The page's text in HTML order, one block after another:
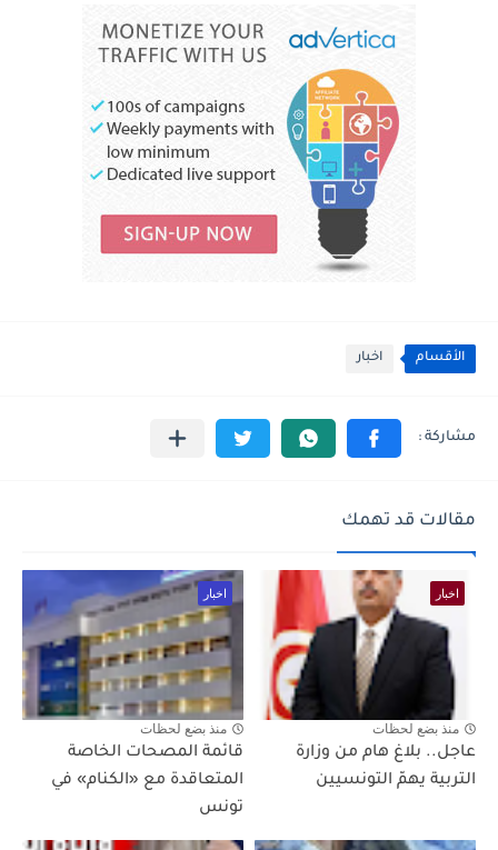
الأقسام اخبار
مقالات قد تهمك
اخبار
منذ بضع لحظات
عاجل.. بلاغ هام من وزارة
التربية يهمّ التونسيين
اخبار
منذ بضع لحظات
قائمة المصحات الخاصة
المتعاقدة مع «الكنام» في
تونس